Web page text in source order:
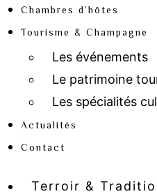
Chambres d’hôtes
Tourisme & Champagne
Les événements
Le patrimoine
Les spécialités
Actualités
Contact
Terroir &